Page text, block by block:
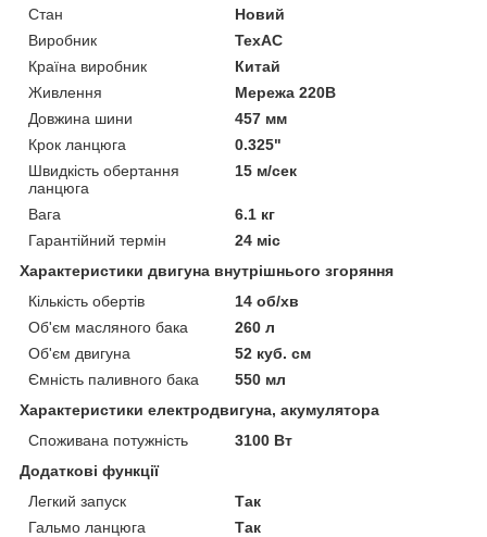
Стан
Новий
Виробник
ТехАС
Країна виробник
Китай
Живлення
Мережа 220В
Довжина шини
457 мм
Крок ланцюга
0.325"
Швидкість обертання
ланцюга
15 м/сек
Вага
6.1 кг
Гарантійний термін
24 міс
Характеристики двигуна внутрішнього згоряння
Кількість обертів
14 об/хв
Об'єм масляного бака
260 л
Об'єм двигуна
52 куб. см
Ємність паливного бака
550 мл
Характеристики електродвигуна, акумулятора
Споживана потужність
3100 Вт
Додаткові функції
Легкий запуск
Так
Гальмо ланцюга
Так